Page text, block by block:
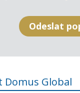
Domus Global